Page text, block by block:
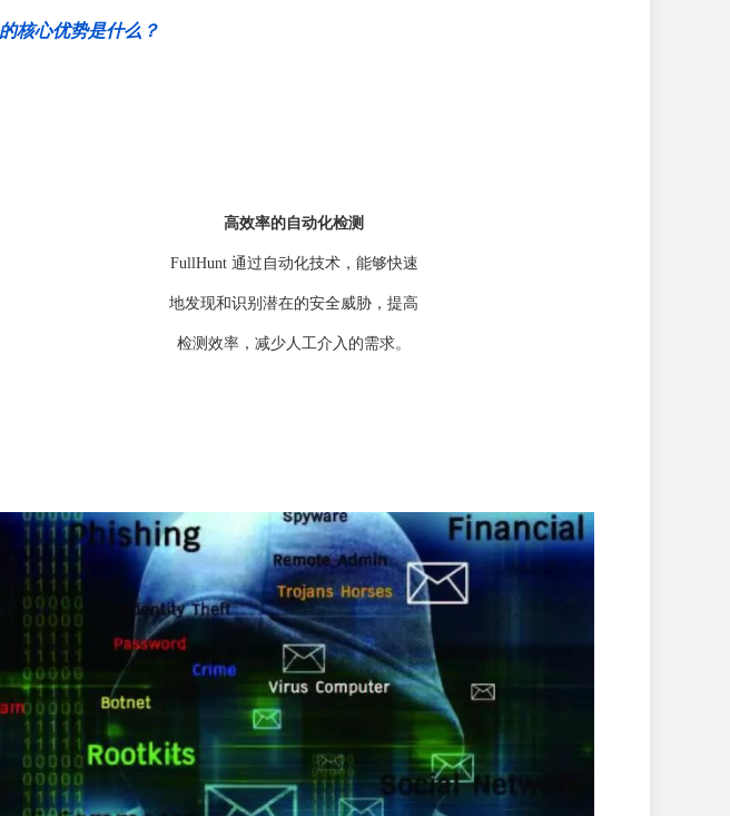
核心优势是什么？
高效率的自动化检测
FullHunt 通过自动化技术，能够快速
地发现和识别潜在的安全威胁，提高
检测效率，减少人工介入的需求。